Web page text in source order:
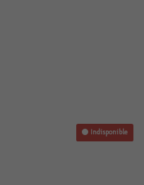
Indisponible